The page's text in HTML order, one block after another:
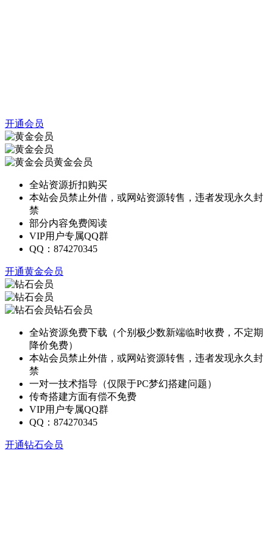
开通会员
黄金会员
全站资源折扣购买
本站会员禁止外借，或网站资源转售，违者发现永久封
禁
部分内容免费阅读
VIP用户专属QQ群
QQ：874270345
开通黄金会员
钻石会员
全站资源免费下载（个别极少数新端临时收费，不定期
降价免费）
本站会员禁止外借，或网站资源转售，违者发现永久封
禁
一对一技术指导（仅限于PC梦幻搭建问题）
传奇搭建方面有偿不免费
VIP用户专属QQ群
QQ：874270345
开通钻石会员